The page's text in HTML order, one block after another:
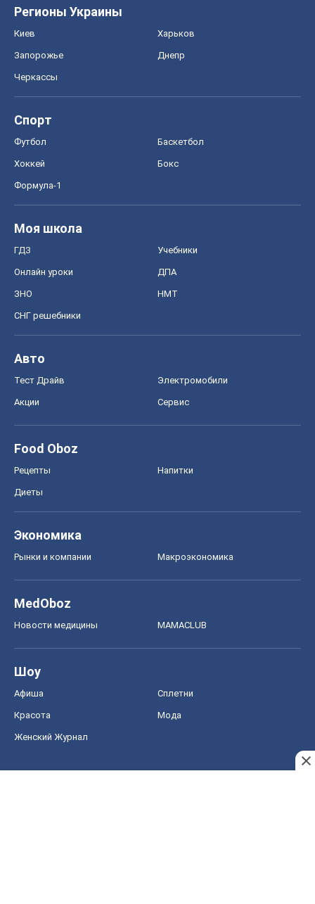
Регионы Украины
Киев Харьков
Запорожье Днепр
Черкассы
Спорт
Футбол Баскетбол
Хоккей Бокс
Формула-1
Моя школа
ГДЗ Учебники
Онлайн уроки ДПА
ЗНО НМТ
СНГ решебники
Авто
Тест Драйв Электромобили
Акции Сервис
Food Oboz
Рецепты Напитки
Диеты
Экономика
Рынки и компании Mакроэкономика
MedOboz
Новости медицины MAMACLUB
Шоу
Афиша Сплетни
Красота Мода
Женский Журнал